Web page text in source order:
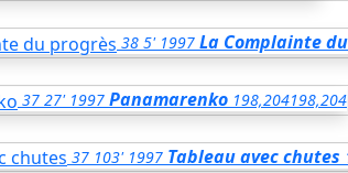
38 5' 1997 La Complainte
37 27' 1997 Panamarenko 198,204198,204
37 103' 1997 Tableau avec chutes